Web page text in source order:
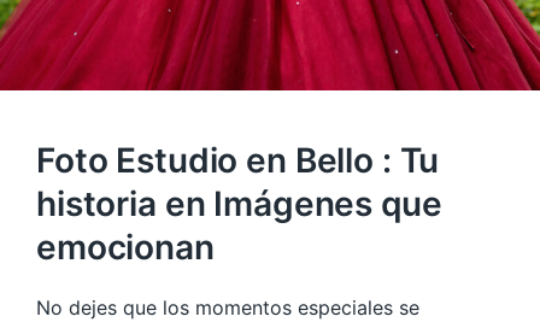
Foto Estudio en Bello : Tu
historia en Imágenes que
emocionan
No dejes que los momentos especiales se